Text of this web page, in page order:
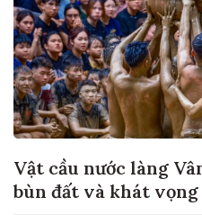
Vật cầu nước làng
bùn đất và khát